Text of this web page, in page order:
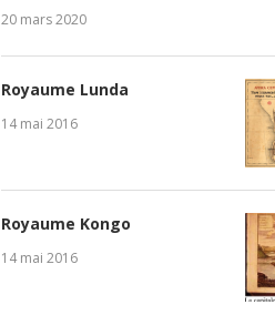
20 mars 2020
Royaume Lunda
14 mai 2016
Royaume Kongo
14 mai 2016